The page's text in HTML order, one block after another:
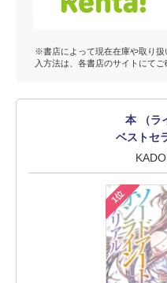
※書店によって現在在庫や取り
入方法は、各書店のサイトにてご
本 （ラ
ベストセ
1位